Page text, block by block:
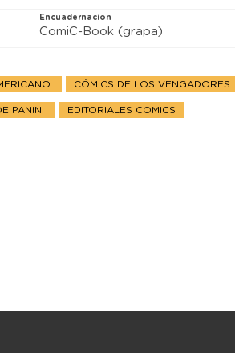
Encuadernacion
ComiC-Book (grapa)
CÓMICS DE LOS VENGADORES
PANINI EDITORIALES COMICS